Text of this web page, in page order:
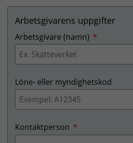
Arbetsgivarens uppgifter
Arbetsgivare (namn) *
Löne- eller myndighetskod
Kontaktperson *